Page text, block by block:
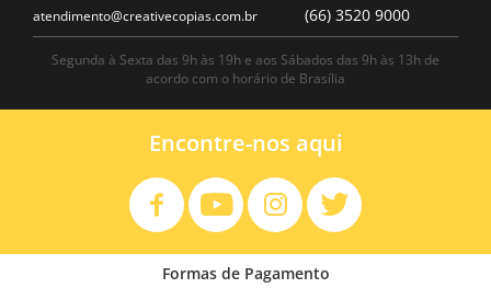
atendimento@creativecopias.com.br (66) 3520 9000
Segunda à Sexta das 9h às 19h e aos Sábados das 9h às 13h de
acordo com o horário de Brasília
Encontre-nos aqui
Formas de Pagamento